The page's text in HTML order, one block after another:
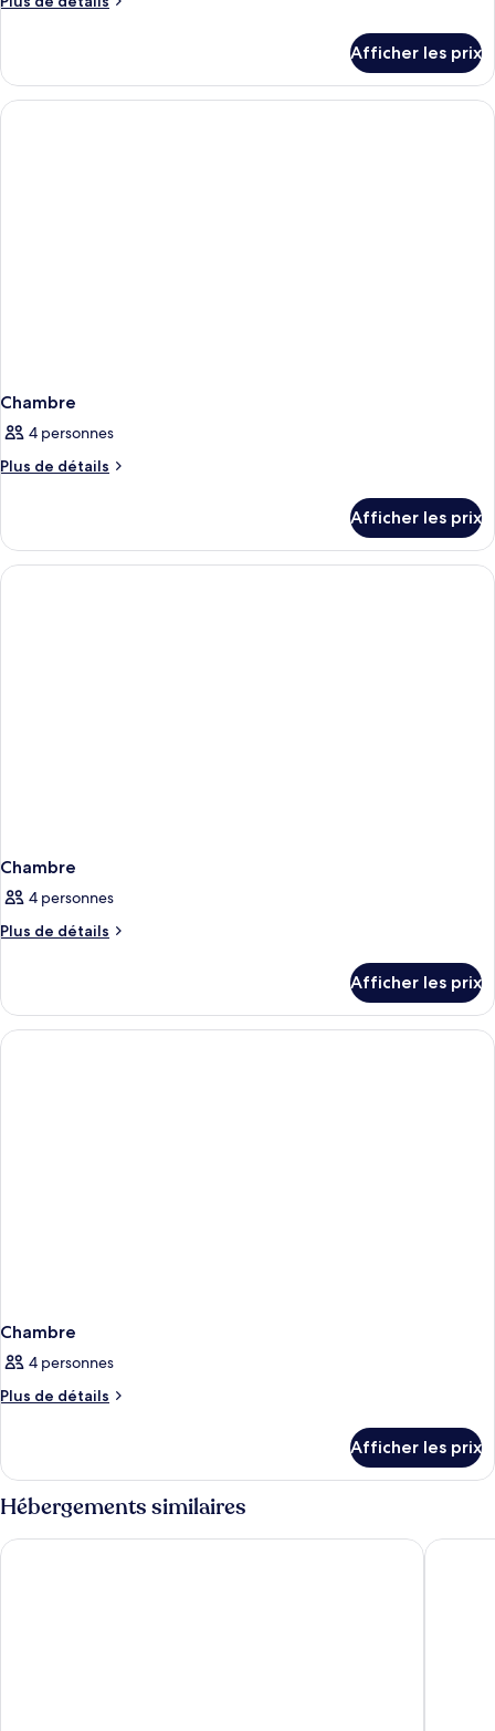
de
Chambre
Junior,
baignoire
Chambre
Junior,
baignoire
Afficher les prix
Chambre
4 personnes
Plus de détails
Plus
Chambre
Afficher les prix
Chambre
4 personnes
Plus de détails
Plus
Chambre
Afficher les prix
Chambre
4 personnes
Plus de détails
Plus
Chambre
Afficher les prix
Hébergements similaires
Uptown Palace Tivoli